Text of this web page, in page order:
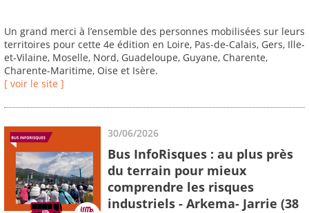
Un grand merci à l’ensemble des personnes mobilisées sur leurs
territoires pour cette 4e édition en Loire, Pas-de-Calais, Gers, Ille-
et-Vilaine, Moselle, Nord, Guadeloupe, Guyane, Charente,
Charente-Maritime, Oise et Isère.
[ voir le site ]
30/06/2026
Bus InfoRisques : au plus près
du terrain pour mieux
comprendre les risques
industriels - Arkema- Jarrie (38